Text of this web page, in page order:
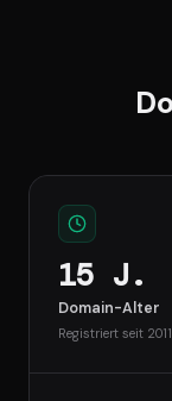
15 J.
Domain-Alter
Registriert seit 2011